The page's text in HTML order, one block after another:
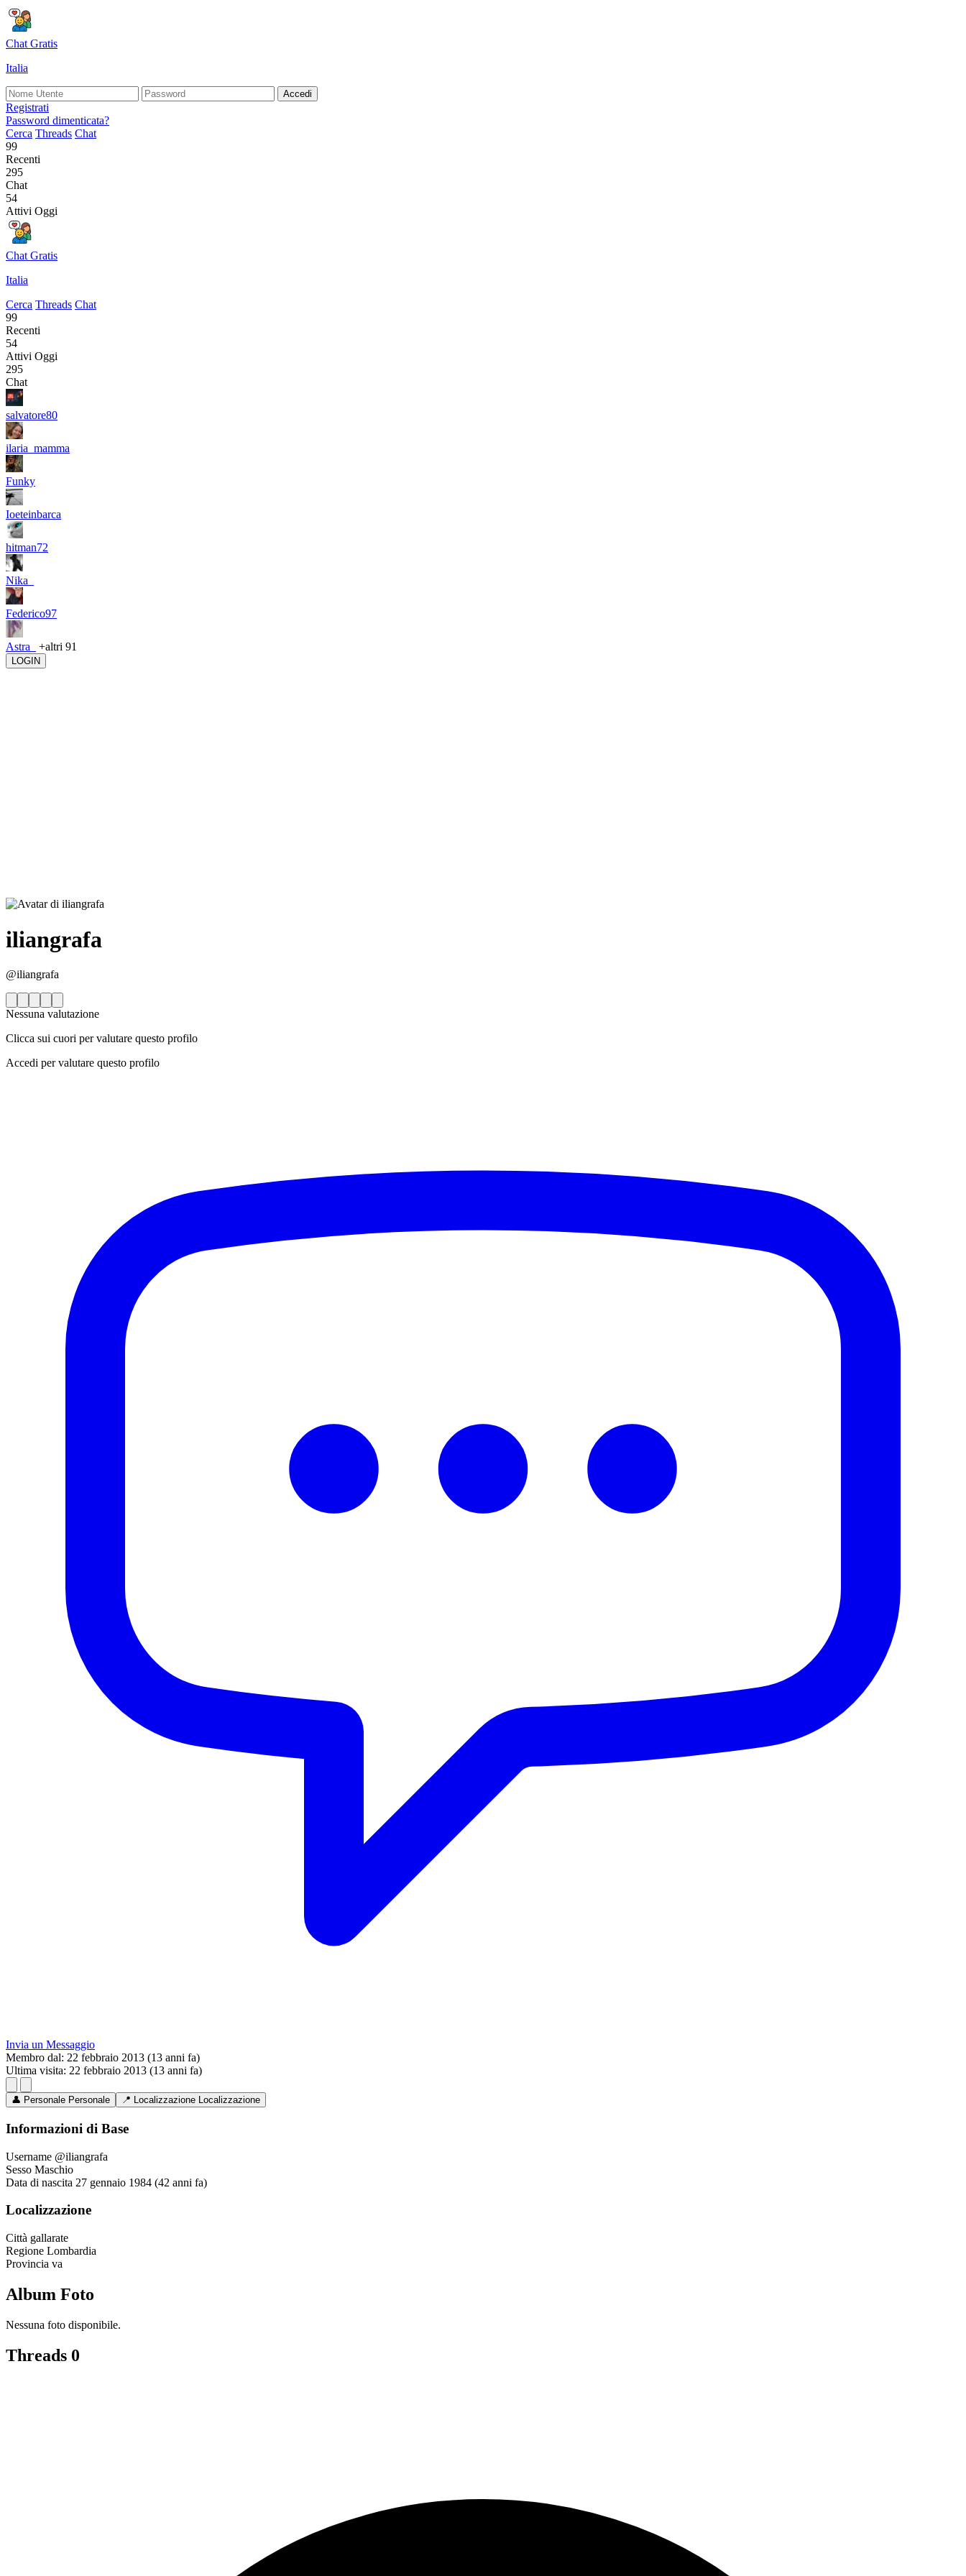
Chat Gratis
Italia
Accedi
Registrati
Password dimenticata?
Cerca Threads Chat
99
Recenti
295
Chat
54
Attivi Oggi
Chat Gratis
Italia
Cerca Threads Chat
99
Recenti
54
Attivi Oggi
295
Chat
salvatore80
ilaria_mamma
Funky
Ioeteinbarca
hitman72
Nika_
Federico97
Astra_ +altri 91
LOGIN
iliangrafa
@iliangrafa
Nessuna valutazione
Clicca sui cuori per valutare questo profilo
Accedi per valutare questo profilo
Invia un Messaggio
Membro dal: 22 febbraio 2013 (13 anni fa)
Ultima visita: 22 febbraio 2013 (13 anni fa)
👤 Personale Personale 📍 Localizzazione Localizzazione
Informazioni di Base
Username @iliangrafa
Sesso Maschio
Data di nascita 27 gennaio 1984 (42 anni fa)
Localizzazione
Città gallarate
Regione Lombardia
Provincia va
Album Foto
Nessuna foto disponibile.
Threads 0